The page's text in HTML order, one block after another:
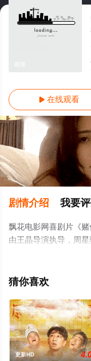
 在线观看
剧情介绍 我要
飘花电影网喜剧片《
由王晶导演执导，周
电影，手机免费观看
平台了解。
猜你喜欢
更新HD